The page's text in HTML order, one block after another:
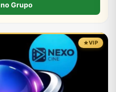
Grupo
VIP